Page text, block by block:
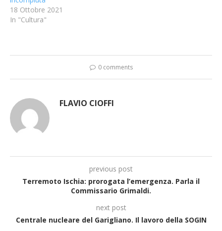
18 Ottobre 2021
In "Cultura"
0 comments
FLAVIO CIOFFI
previous post
Terremoto Ischia: prorogata l’emergenza. Parla il
Commissario Grimaldi.
next post
Centrale nucleare del Garigliano. Il lavoro della SOGIN